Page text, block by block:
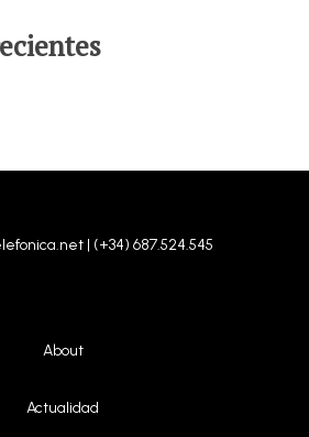
| (+34) 687.524.545
About
Actualidad